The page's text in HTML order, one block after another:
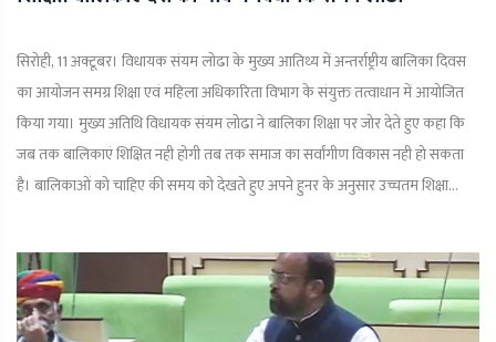
सिरोही, 11 अक्टूबर। विधायक संयम लोढा के मुख्य आतिथ्य में अन्तर्राष्ट्रीय बालिका दिवस
का आयोजन समग्र शिक्षा एवं महिला अधिकारिता विभाग के संयुक्त तत्वाधान में आयोजित
किया गया। मुख्य अतिथि विधायक संयम लोढा ने बालिका शिक्षा पर जोर देते हुए कहा कि
जब तक बालिकाएं शिक्षित नही होगी तब तक समाज का सर्वांगीण विकास नही हो सकता
है। बालिकाओं को चाहिए की समय को देखते हुए अपने हुनर के अनुसार उच्चतम शिक्षा...